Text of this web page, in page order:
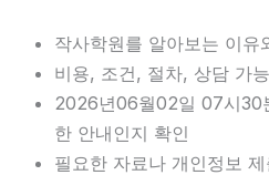
작사학원를 알아보는 이유
비용, 조건, 절차, 상담 가
2026년06월02일 07시30
한 안내인지 확인
필요한 자료나 개인정보